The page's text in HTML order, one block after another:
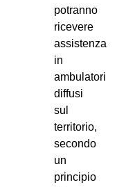
potranno
ricevere
assistenza
in
ambulatori
diffusi
sul
territorio,
secondo
un
principio